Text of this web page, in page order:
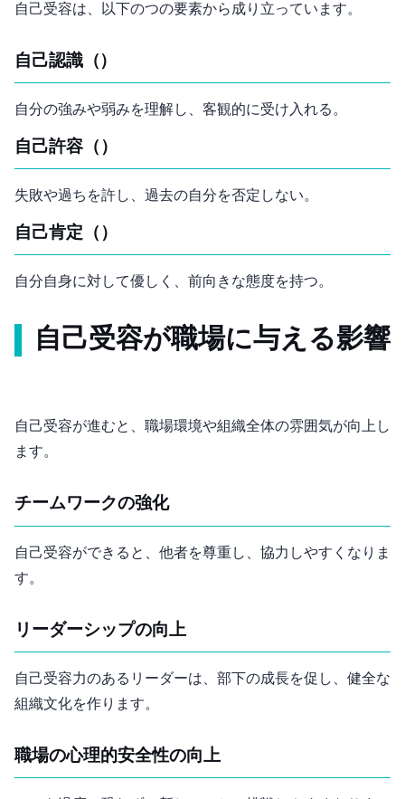
自己受容は、以下の3つの要素から成り立っています。
自己認識（Self-Awareness）
自分の強みや弱みを理解し、客観的に受け入れる。
自己許容（Self-Forgiveness）
失敗や過ちを許し、過去の自分を否定しない。
自己肯定（Self-Compassion）
自分自身に対して優しく、前向きな態度を持つ。
自己受容が職場に与える影響
自己受容が進むと、職場環境や組織全体の雰囲気が向上し
ます。
チームワークの強化
自己受容ができると、他者を尊重し、協力しやすくなりま
す。
リーダーシップの向上
自己受容力のあるリーダーは、部下の成長を促し、健全な
組織文化を作ります。
職場の心理的安全性の向上